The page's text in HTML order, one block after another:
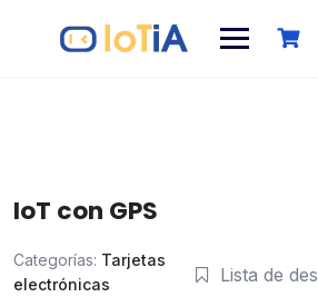
contenido
IoT con GPS
Categorías: Tarjetas
electrónicas
Lista de